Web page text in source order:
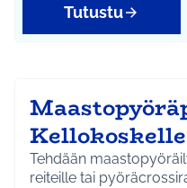
Tutustu
Tehdään